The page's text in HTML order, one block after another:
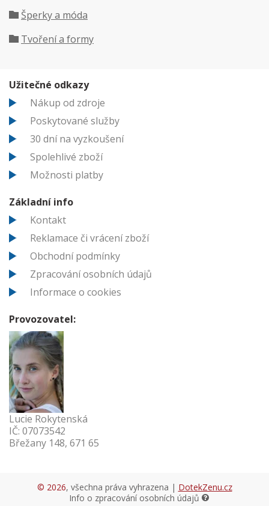
Šperky a móda
Tvoření a formy
Užitečné odkazy
Nákup od zdroje
Poskytované služby
30 dní na vyzkoušení
Spolehlivé zboží
Možnosti platby
Základní info
Kontakt
Reklamace či vrácení zboží
Obchodní podmínky
Zpracování osobních údajů
Informace o cookies
Provozovatel:
Lucie Rokytenská
IČ: 07073542
Břežany 148, 671 65
© 2026, všechna práva vyhrazena | DotekZenu.cz
Info o zpracování osobních údajů